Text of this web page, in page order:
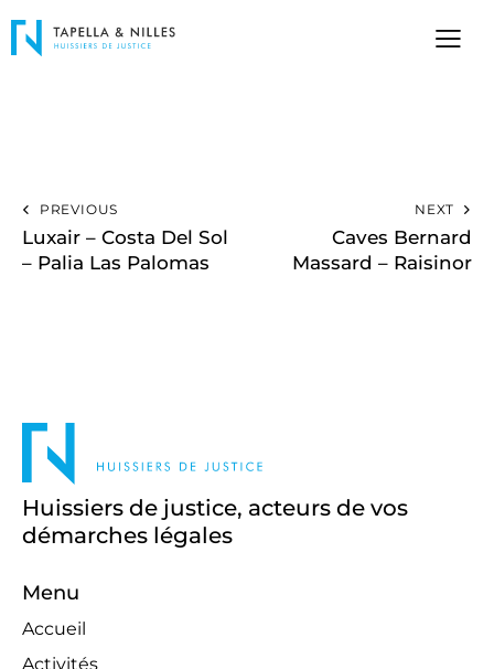
PREVIOUS
Luxair – Costa Del Sol
– Palia Las Palomas
NEXT
Caves Bernard
Massard – Raisinor
Huissiers de justice, acteurs de vos
démarches légales
Menu
Accueil
Activités